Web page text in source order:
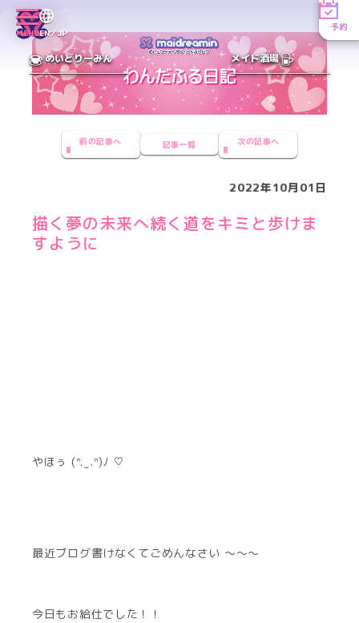
MENUEN／JP
予約
めいどりーみん メイド酒場
前の記事へ 記事一覧 次の記事へ
2022年10月01日
描く夢の未来へ続く道をキミと歩けま
すように
やほぅ (ᐢ. ̫ .ᐢ)ﾉ ♡
最近ブログ書けなくてごめんなさい 〜〜〜
今日もお給仕でした！！